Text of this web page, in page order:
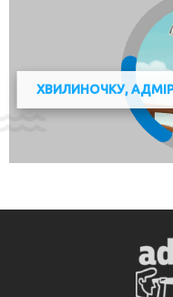
ХВИЛИНОЧКУ,